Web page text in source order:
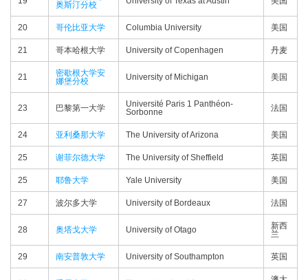
奥斯汀分校
20 哥伦比亚大学 Columbia University 美国
21 哥本哈根大学 University of Copenhagen 丹麦
21
密歇根大学安
娜堡分校
University of Michigan 美国
23 巴黎第一大学
Université Paris 1 Panthéon-
Sorbonne
法国
24 亚利桑那大学 The University of Arizona 美国
25 谢菲尔德大学 The University of Sheffield 英国
25 耶鲁大学 Yale University 美国
27 波尔多大学 University of Bordeaux 法国
28 奥塔戈大学 University of Otago
新西
兰
29 南安普敦大学 University of Southampton 英国